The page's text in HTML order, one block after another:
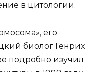
в цитологии.
его
биолог Генрих
подробно изучил